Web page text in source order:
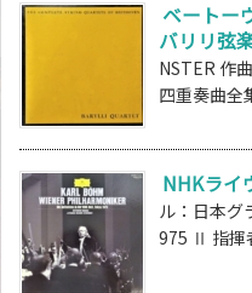
ベートー
バリリ弦
NSTER 作
四重奏曲全
NHKライ
ル：日本グ
975 Ⅱ 指揮